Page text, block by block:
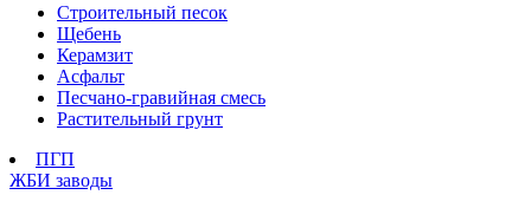
Строительный песок
Щебень
Керамзит
Асфальт
Песчано-гравийная смесь
Растительный грунт
ПГП
ЖБИ заводы